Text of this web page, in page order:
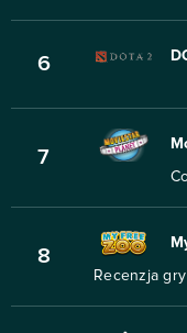
6
7
8
Recenzja